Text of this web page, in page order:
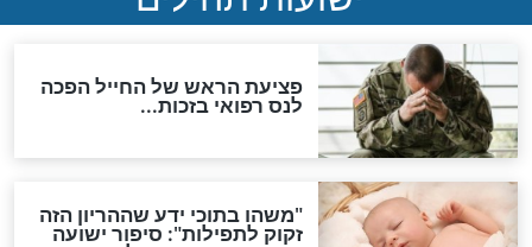
סגולת ע"ב שמות הקודש